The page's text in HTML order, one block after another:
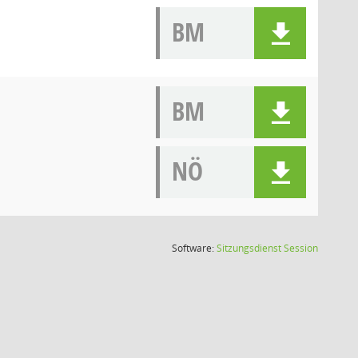
BM
BM
NÖ
Software:SitzungsdienstSession(Wird in